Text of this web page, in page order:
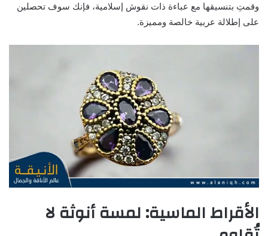
وقمتِ بتنسيقها مع عباءة ذات نقوش إسلامية، فإنك سوف تحصلين
على إطلالة عربية خالصة ومميزة.
الأقراط الماسية: لمسة أنوثة لا